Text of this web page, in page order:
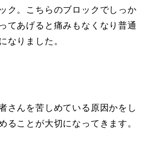
ク。こちらのブロックでしっか
てあげると痛みもなくなり普通
なりました。
さんを苦しめている原因かをし
ることが大切になってきます。